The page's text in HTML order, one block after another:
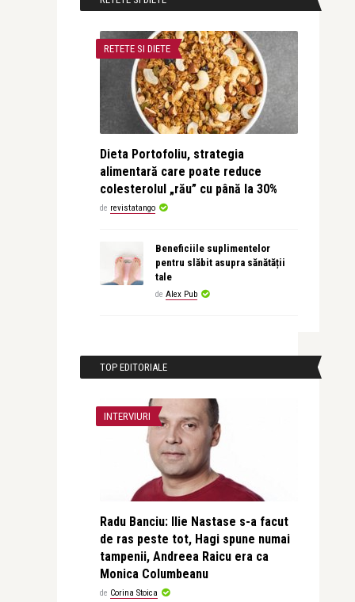
RETETE SI DIETE
Dieta Portofoliu, strategia
alimentară care poate reduce
colesterolul „rău” cu până la 30%
de revistatango
Beneficiile suplimentelor
pentru slăbit asupra sănătății
tale
de Alex Pub
TOP EDITORIALE
INTERVIURI
Radu Banciu: Ilie Nastase s-a facut
de ras peste tot, Hagi spune numai
tampenii, Andreea Raicu era ca
Monica Columbeanu
de Corina Stoica